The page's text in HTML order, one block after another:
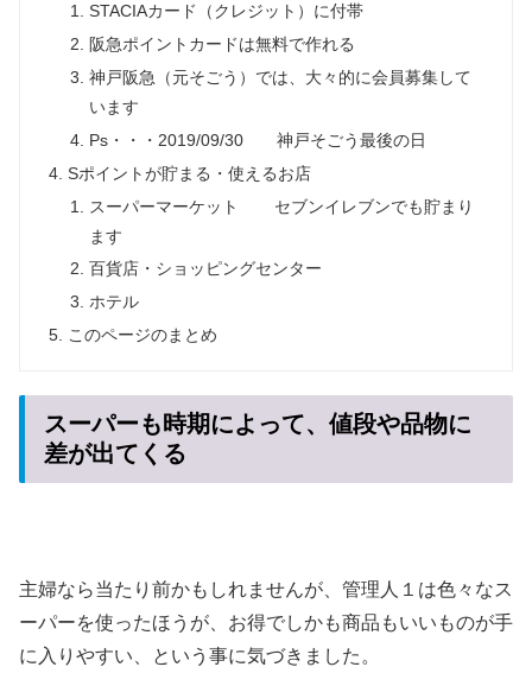
STACIAカード（クレジット）に付帯
阪急ポイントカードは無料で作れる
神戸阪急（元そごう）では、大々的に会員募集して
います
Ps・・・2019/09/30 神戸そごう最後の日
Sポイントが貯まる・使えるお店
スーパーマーケット セブンイレブンでも貯まり
ます
百貨店・ショッピングセンター
ホテル
このページのまとめ
スーパーも時期によって、値段や品物に
差が出てくる
主婦なら当たり前かもしれませんが、管理人１は色々なス
ーパーを使ったほうが、お得でしかも商品もいいものが手
に入りやすい、という事に気づきました。